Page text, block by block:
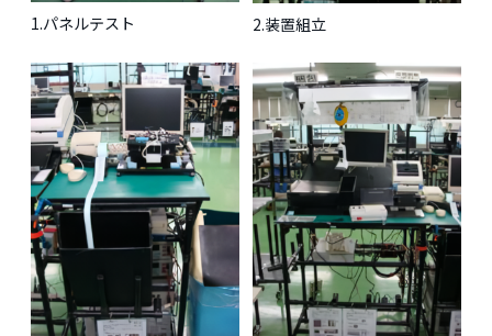
1.パネルテスト 2.装置組立